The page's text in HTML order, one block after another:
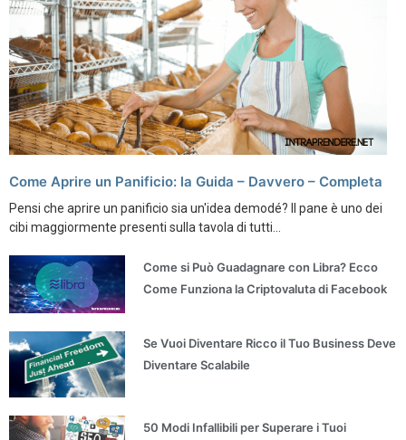
Come Aprire un Panificio: la Guida – Davvero – Completa
Pensi che aprire un panificio sia un'idea demodé? Il pane è uno dei
cibi maggiormente presenti sulla tavola di tutti...
Come si Può Guadagnare con Libra? Ecco
Come Funziona la Criptovaluta di Facebook
Se Vuoi Diventare Ricco il Tuo Business Deve
Diventare Scalabile
50 Modi Infallibili per Superare i Tuoi